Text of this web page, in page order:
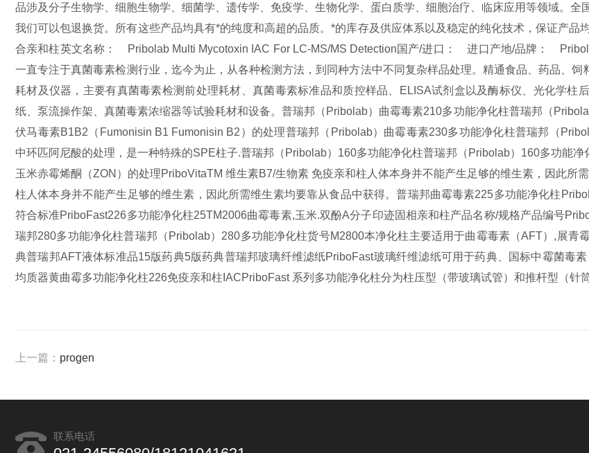
品涉及分子生物学、细胞生物学、细菌学、遗传学、免疫学、生物化学、蛋白质学、细胞治疗、临床应用等领域。全
我们可以包退换货。所有这些产品均具有*的纯度和高超的品质。*的库存及供应体系以及稳定的纯化技术，保证产品
合亲和柱英文名称： Pribolab Multi Mycotoxin IAC For LC-MS/MS Detection国产/进口： 进口产地/品牌：
一直专注于真菌毒素检测行业，迄今为止，从各种检测方法，到同种方法中不同复杂样品处理。精通食品、药品、
耗材及仪器，主要有真菌毒素检测前处理耗材、真菌毒素标准品和质控样品、ELISA试剂盒以及酶标仪、光化学柱
纸、泵流操作架、真菌毒素浓缩器等试验耗材和设备。普瑞邦（Pribolab）曲霉毒素210多功能净化柱普瑞邦（
伏马毒素B1B2（Fumonisin B1 Fumonisin B2）的处理普瑞邦（Pribolab）曲霉毒素230多功能净化柱普瑞邦（
中环匹阿尼酸的处理，是一种特殊的SPE柱子.普瑞邦（Pribolab）160多功能净化柱普瑞邦（Pribolab）160多功能净
玉米赤霉烯酮（ZON）的处理PriboVitaTM 维生素B7/生物素 免疫亲和柱 人体本身并不能产生足够的维生素，因此所
柱 人体本身并不能产生足够的维生素，因此所需维生素均要靠从食品中获得。普瑞邦曲霉毒素225多功能净化柱
符合标准PriboFast226多功能净化柱25TM2006曲霉毒素,玉米.双酚A分子印迹固相亲和柱产品名称/规格产品编号
瑞邦280多功能净化柱普瑞邦（Pribolab）280多功能净化柱货号M2800本净化柱主要适用于曲霉毒素（AFT）,展青
典普瑞邦AFT液体标准品15版药典5版药典普瑞邦玻璃纤维滤纸PriboFast玻璃纤维滤纸可用于药典、国标中霉菌毒
均质器黄曲霉多功能净化柱226免疫亲和柱IACPriboFast 系列多功能净化柱分为柱压型（带玻璃试管）和推杆型（针
上一篇： progen
联系电话